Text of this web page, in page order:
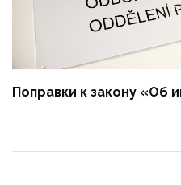
Поправки к закону «Об